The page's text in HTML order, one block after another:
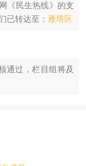
《民生热线》的支
已转达至： 雁塔区
通过，栏目组将及